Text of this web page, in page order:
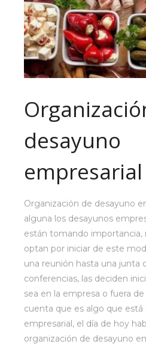
desayuno
empresarial
Organización de desayuno
alguna los desayunos
están tomando importancia,
optan por iniciar de este
una reunión hasta una junta
conferencias, las deciden
sea en la empresa o fuera
cuenta que es algo que
empresarial, el día de hoy
organización de desayuno